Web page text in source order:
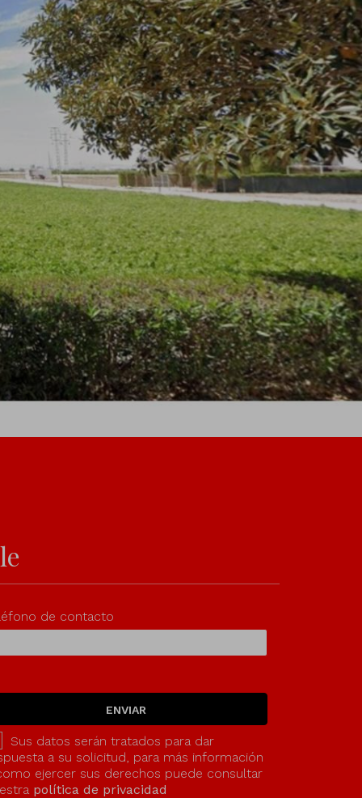
de contacto
ENVIAR
Sus datos serán tratados para dar
a su solicitud, para más información
ejercer sus derechos puede consultar
política de privacidad